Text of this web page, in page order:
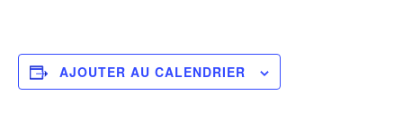
AJOUTER AU CALENDRIER